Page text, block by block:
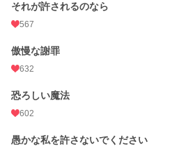
それが許されるのなら
567
傲慢な謝罪
632
恐ろしい魔法
602
愚かな私を許さないでください